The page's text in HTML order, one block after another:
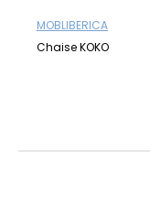
MOBLIBERICA
Chaise KOKO